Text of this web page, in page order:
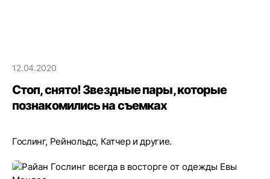
12.04.2020
Стоп, снято! Звездные пары, которые
познакомились на съемках
Гослинг, Рейнольдс, Катчер и другие.